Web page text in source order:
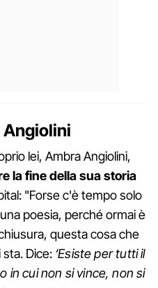
Angiolini
lei, Ambra Angiolini,
la fine della sua storia
"Forse c'è tempo solo
poesia, perché ormai è
questa cosa che
Dice: ‘Esiste per tutti il
in cui non si vince, non si